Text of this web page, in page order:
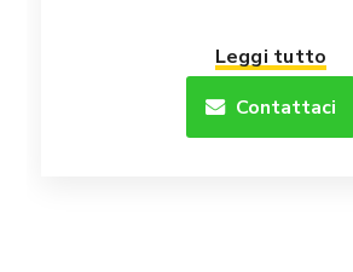
Leggi tutto
Contattaci